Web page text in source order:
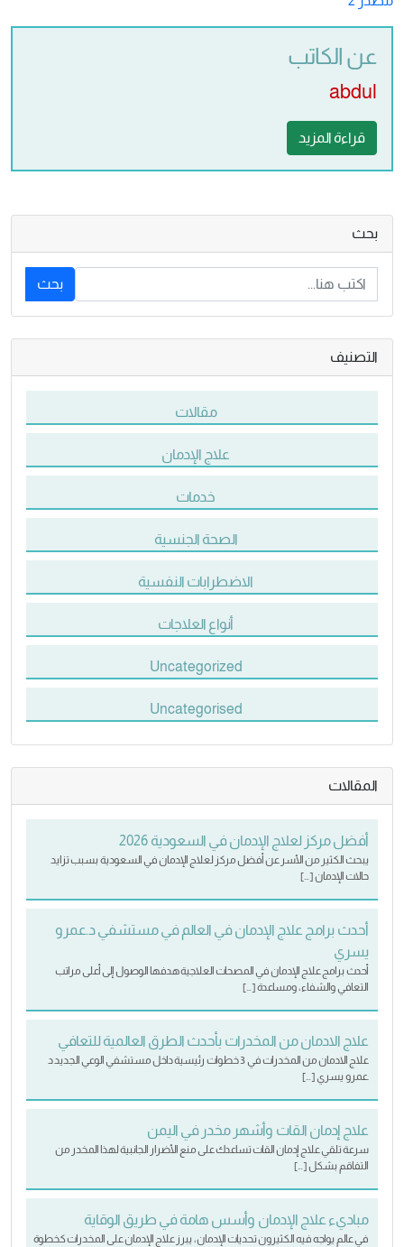
عن الكاتب
abdul
قراءة المزيد
بحث
بحث
التصنيف
مقالات
علاج الإدمان
خدمات
الصحة الجنسية
الاضطرابات النفسية
أنواع العلاجات
Uncategorized
Uncategorised
المقالات
أفضل مركز لعلاج الإدمان في السعودية 2026
يبحث الكثير من الأسر عن أفضل مركز لعلاج الإدمان في السعودية بسبب تزايد
حالات الإدمان […]
أحدث برامج علاج الإدمان في العالم في مستشفي د.عمرو
يسري
أحدث برامج علاج الإدمان في المصحات العلاجية هدفها الوصول إلى أعلى مراتب
التعافي والشفاء، ومساعدة […]
علاج الادمان من المخدرات بأحدث الطرق العالمية للتعافي
علاج الادمان من المخدرات في 3 خطوات رئيسية داخل مستشفي الوعي الجديد د
.عمرو يسري […]
علاج إدمان القات وأشهر مخدر في اليمن
سرعة تلقي علاج إدمان القات تساعدك على منع الأضرار الجانبية لهذا المخدر من
التفاقم بشكل […]
مباديء علاج الإدمان وأسس هامة في طريق الوقاية
في عالم يواجه فيه الكثيرون تحديات الإدمان، يبرز علاج الإدمان على المخدرات كخطوة